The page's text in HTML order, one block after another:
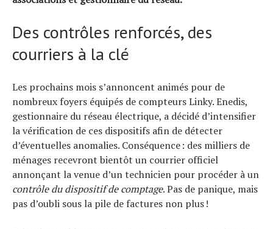
Des contrôles renforcés, des
courriers à la clé
Les prochains mois s’annoncent animés pour de
nombreux foyers équipés de compteurs Linky. Enedis,
gestionnaire du réseau électrique, a décidé d’intensifier
la vérification de ces dispositifs afin de détecter
d’éventuelles anomalies. Conséquence : des milliers de
ménages recevront bientôt un courrier officiel
annonçant la venue d’un technicien pour procéder à un
contrôle du dispositif de comptage. Pas de panique, mais
pas d’oubli sous la pile de factures non plus !
Technologies
Tests de produits
Tendances
Tous nos articles
À propos